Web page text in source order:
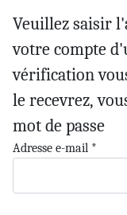
Veuillez saisir
votre compte
vérification
le recevrez,
mot de passe
Adresse e-mail *